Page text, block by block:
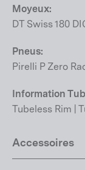
Moyeux:
DT Swiss 180
Pneus:
Pirelli P Zero
Information
Tubeless Rim |
Accessoires